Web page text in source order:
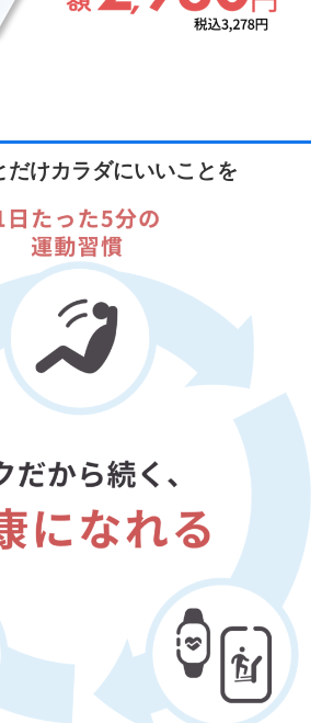
だけカラダにいいことを